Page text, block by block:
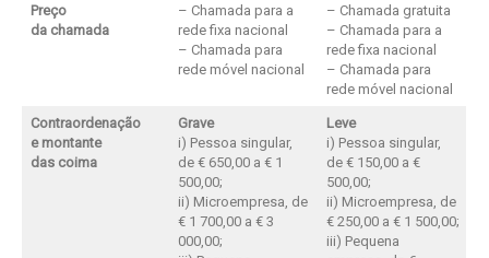
Preço
da chamada
– Chamada para a
rede fixa nacional
– Chamada para
rede móvel nacional
– Chamada gratuita
– Chamada para a
rede fixa nacional
– Chamada para
rede móvel nacional
Contraordenação
e montante
das coima
Grave
i) Pessoa singular,
de € 650,00 a € 1
500,00;
ii) Microempresa, de
€ 1 700,00 a € 3
000,00;
Leve
i) Pessoa singular,
de € 150,00 a €
500,00;
ii) Microempresa, de
€ 250,00 a € 1 500,00;
iii) Pequena